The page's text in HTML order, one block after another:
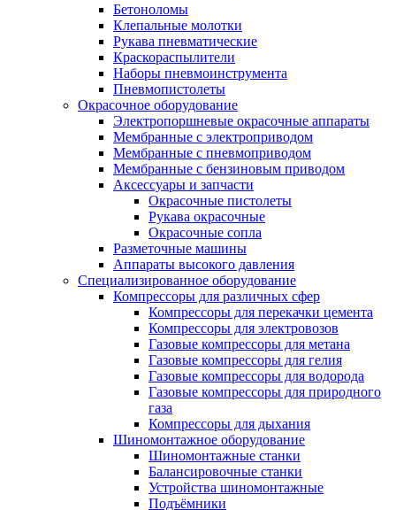
Бетоноломы
Клепальные молотки
Рукава пневматические
Краскораспылители
Наборы пневмоинструмента
Пневмопистолеты
Окрасочное оборудование
Электропоршневые окрасочные аппараты
Мембранные с электроприводом
Мембранные с пневмоприводом
Мембранные с бензиновым приводом
Аксессуары и запчасти
Окрасочные пистолеты
Рукава окрасочные
Окрасочные сопла
Разметочные машины
Аппараты высокого давления
Специализированное оборудование
Компрессоры для различных сфер
Компрессоры для перекачки цемента
Компрессоры для электровозов
Газовые компрессоры для метана
Газовые компрессоры для гелия
Газовые компрессоры для водорода
Газовые компрессоры для природного
газа
Компрессоры для дыхания
Шиномонтажное оборудование
Шиномонтажные станки
Балансировочные станки
Устройства шиномонтажные
Подъёмники